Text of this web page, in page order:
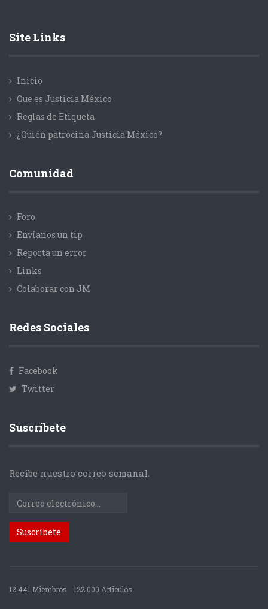
Site Links
Inicio
Que es Justicia México
Reglas de Etiqueta
¿Quién patrocina Justicia México?
Comunidad
Foro
Envíanos un tip
Reporta un error
Links
Colaborar con JM
Redes Sociales
Facebook
Twitter
Suscríbete
Recibe nuestro correo semanal.
12.441 Miembros 122.000 Articulos